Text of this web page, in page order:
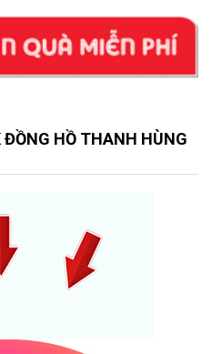
ĐỒNG HỒ THANH HÙNG